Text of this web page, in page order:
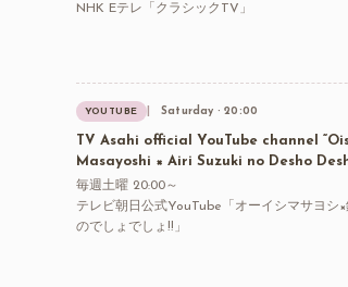
NHK Eテレ「クラシックTV」
YOUTUBE Saturday · 20:00
TV Asahi official YouTube channel
Masayoshi × Airi Suzuki no Desho
毎週土曜 20:00～
テレビ朝日公式YouTube「オーイシマサヨシ×
のでしょでしょ!!」